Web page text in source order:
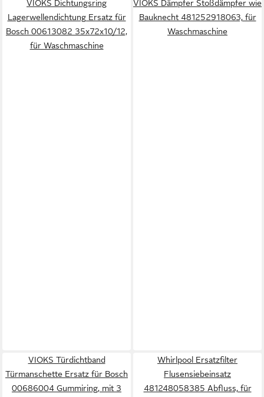
VIOKS Dichtungsring
Lagerwellendichtung Ersatz für
Bosch 00613082 35x72x10/12,
für Waschmaschine
VIOKS Dämpfer Stoßdämpfer wie
Bauknecht 481252918063, für
Waschmaschine
VIOKS Türdichtband
Türmanschette Ersatz für Bosch
00686004 Gummiring, mit 3
Whirlpool Ersatzfilter
Flusensiebeinsatz
481248058385 Abfluss, für